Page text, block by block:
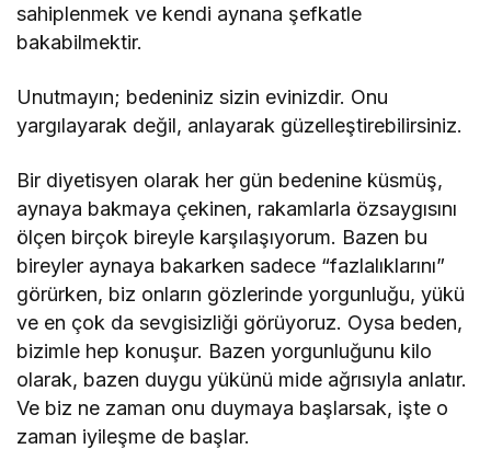
sahiplenmek ve kendi aynana şefkatle
bakabilmektir.
Unutmayın; bedeniniz sizin evinizdir. Onu
yargılayarak değil, anlayarak güzelleştirebilirsiniz.
Bir diyetisyen olarak her gün bedenine küsmüş,
aynaya bakmaya çekinen, rakamlarla özsaygısını
ölçen birçok bireyle karşılaşıyorum. Bazen bu
bireyler aynaya bakarken sadece “fazlalıklarını”
görürken, biz onların gözlerinde yorgunluğu, yükü
ve en çok da sevgisizliği görüyoruz. Oysa beden,
bizimle hep konuşur. Bazen yorgunluğunu kilo
olarak, bazen duygu yükünü mide ağrısıyla anlatır.
Ve biz ne zaman onu duymaya başlarsak, işte o
zaman iyileşme de başlar.